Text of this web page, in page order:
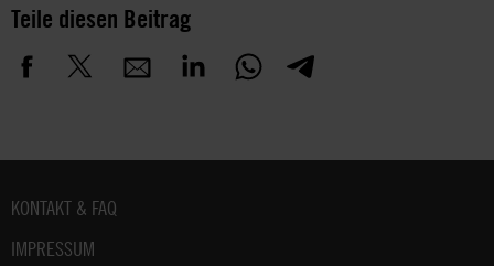
Teile diesen Beitrag
Fußbereich
KONTAKT & FAQ
IMPRESSUM